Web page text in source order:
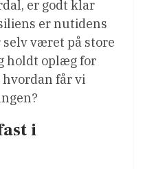
er godt klar
er nutidens
været på store
holdt oplæg for
får vi
i